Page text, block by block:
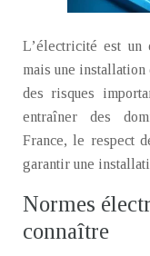
L’électricité est un
mais une
des risques
entraîner des
France, le respect
garantir une
Normes
connaître